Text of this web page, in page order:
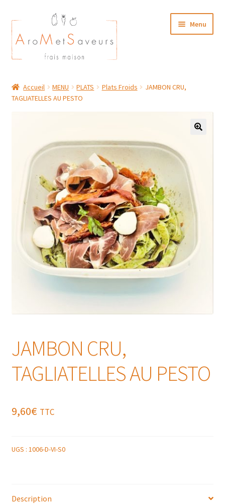
Aller
à
la
navigation
Aller
au
contenu
Menu
Plat du Jour/ Menu Week end
MON COMPTE
Accueil MENU PLATS Plats Froids
JAMBON CRU,
TAGLIATELLES AU PESTO
JAMBON CRU,
TAGLIATELLES AU PESTO
9,60€ TTC
UGS : 1006-D-VI-S0
Description